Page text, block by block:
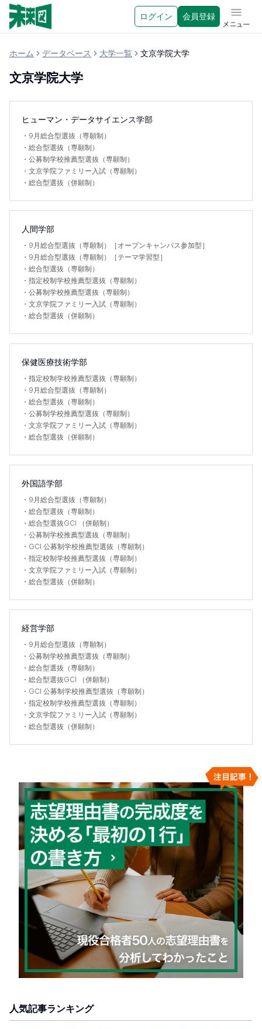
ログイン 会員登録 メニュ
ホーム データベース 大学一覧 文京学院大学
文京学院大学
ヒューマン・データサイエンス学部
・ 9月総合型選抜（専願制）
・ 総合型選抜（専願制）
・ 公募制学校推薦型選抜（専願制）
・ 文京学院ファミリー入試（専願制）
・ 総合型選抜（併願制）
人間学部
・ 9月総合型選抜（専願制）［オープンキャンパス参加型］
・ 9月総合型選抜（専願制）［テーマ学習型］
・ 総合型選抜（専願制）
・ 指定校制学校推薦型選抜（専願制）
・ 公募制学校推薦型選抜（専願制）
・ 文京学院ファミリー入試（専願制）
・ 総合型選抜（併願制）
保健医療技術学部
・ 指定校制学校推薦型選抜（専願制）
・ 9月総合型選抜（専願制）
・ 総合型選抜（専願制）
・ 公募制学校推薦型選抜（専願制）
・ 文京学院ファミリー入試（専願制）
・ 総合型選抜（併願制）
外国語学部
・ 9月総合型選抜（専願制）
・ 総合型選抜（専願制）
・ 総合型選抜GCI （併願制）
・ 公募制学校推薦型選抜（専願制）
・ GCI 公募制学校推薦型選抜（専願制）
・ 指定校制学校推薦型選抜（専願制）
・ 文京学院ファミリー入試（専願制）
・ 総合型選抜（併願制）
経営学部
・ 9月総合型選抜（専願制）
・ 公募制学校推薦型選抜（専願制）
・ 総合型選抜（専願制）
・ 総合型選抜GCI （併願制）
・ GCI 公募制学校推薦型選抜（専願制）
・ 指定校制学校推薦型選抜（専願制）
・ 文京学院ファミリー入試（専願制）
・ 総合型選抜（併願制）
人気記事ランキング